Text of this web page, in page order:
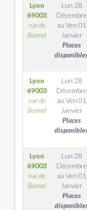
Lyon
69003
rue de
Bonnel
Lun 28
Décembre
au Ven 01
Janvier
Places
Lyon
69003
rue de
Bonnel
Lun 28
Décembre
au Ven 01
Janvier
Places
Lyon
69003
rue de
Bonnel
Lun 28
Décembre
au Ven 01
Janvier
Places